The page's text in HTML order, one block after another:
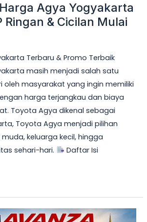
Harga Agya Yogyakarta
Ringan & Cicilan Mulai
Terbaru & Promo Terbaik
masih menjadi salah satu
oleh masyarakat yang ingin memiliki
harga terjangkau dan biaya
Toyota Agya dikenal sebagai
Toyota Agya menjadi pilihan
keluarga kecil, hingga
sehari-hari.
Daftar Isi